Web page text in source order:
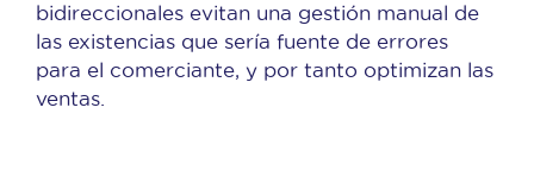
bidireccionales evitan una gestión manual de
las existencias que sería fuente de errores
para el comerciante, y por tanto optimizan las
ventas.